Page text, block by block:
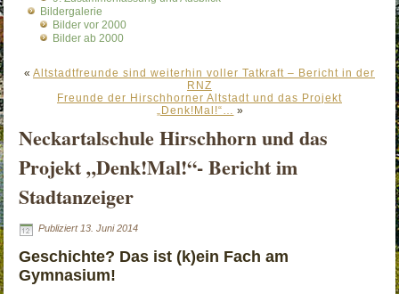
Bildergalerie
Bilder vor 2000
Bilder ab 2000
« Altstadtfreunde sind weiterhin voller Tatkraft – Bericht in der
RNZ
Freunde der Hirschhorner Altstadt und das Projekt
„Denk!Mal!“… »
Neckartalschule Hirschhorn und das
Projekt „Denk!Mal!“- Bericht im
Stadtanzeiger
Publiziert 13. Juni 2014
Geschichte? Das ist (k)ein Fach am
Gymnasium!